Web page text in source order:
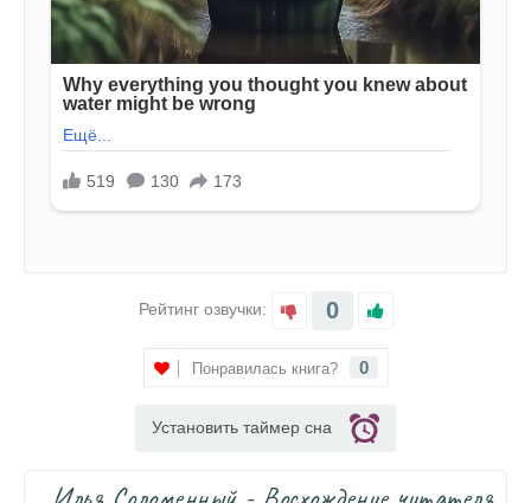
Рейтинг озвучки: 0
Понравилась книга? 0
Установить таймер сна